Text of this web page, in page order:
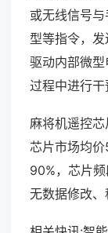
或无线信号
型等指令，
驱动内部微
过程中进行干
麻将机遥控
芯片市场均
90%，芯片频
无数据修改、